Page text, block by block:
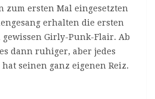
zum ersten Mal eingesetzten
erhalten die ersten
gewissen Girly-Punk-Flair. Ab
dann ruhiger, aber jedes
seinen ganz eigenen Reiz.